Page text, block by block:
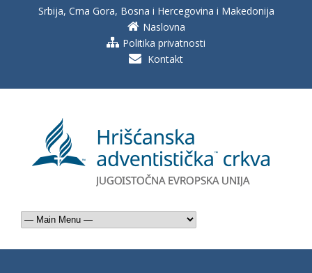
Srbija, Crna Gora, Bosna i Hercegovina i Makedonija
Naslovna
Politika privatnosti
Kontakt